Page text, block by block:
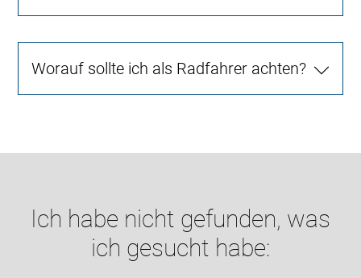
Worauf sollte ich als Radfahrer achten?
Ich habe nicht gefunden, was
ich gesucht habe: